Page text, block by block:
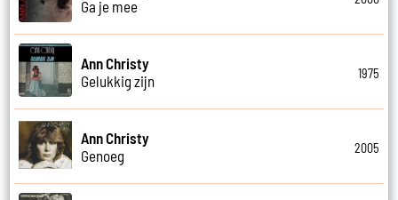
Ga je mee
Ann Christy
Gelukkig zijn
1975
Ann Christy
Genoeg
2005